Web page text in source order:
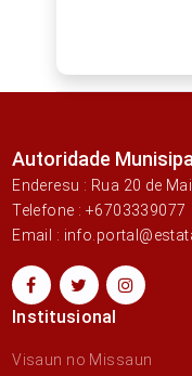
Autoridade
Enderesu : Rua 20 de
Telefone : +6703339077
Email :
Institusional
Visaun no Missaun